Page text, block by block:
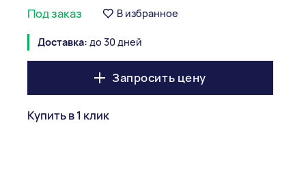
Под заказ В избранное
Доставка: до 30 дней
Запросить цену
Купить в 1 клик